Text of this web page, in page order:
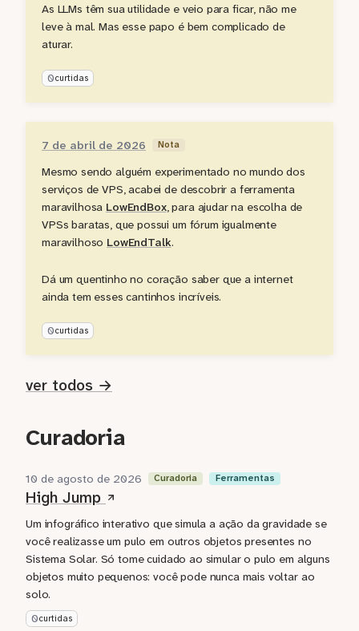
As LLMs têm sua utilidade e veio para ficar, não me
leve à mal. Mas esse papo é bem complicado de
aturar.
0curtidas
7 de abril de 2026 Nota
Mesmo sendo alguém experimentado no mundo dos
serviços de VPS, acabei de descobrir a ferramenta
maravilhosa LowEndBox, para ajudar na escolha de
VPSs baratas, que possui um fórum igualmente
maravilhoso LowEndTalk.
Dá um quentinho no coração saber que a internet
ainda tem esses cantinhos incríveis.
0curtidas
ver todos →
Curadoria
10 de agosto de 2026 Curadoria Ferramentas
High Jump
Um infográfico interativo que simula a ação da gravidade se
você realizasse um pulo em outros objetos presentes no
Sistema Solar. Só tome cuidado ao simular o pulo em alguns
objetos muito pequenos: você pode nunca mais voltar ao
solo.
0curtidas